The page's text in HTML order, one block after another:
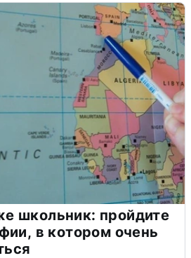
школьник: пройдите
в котором очень